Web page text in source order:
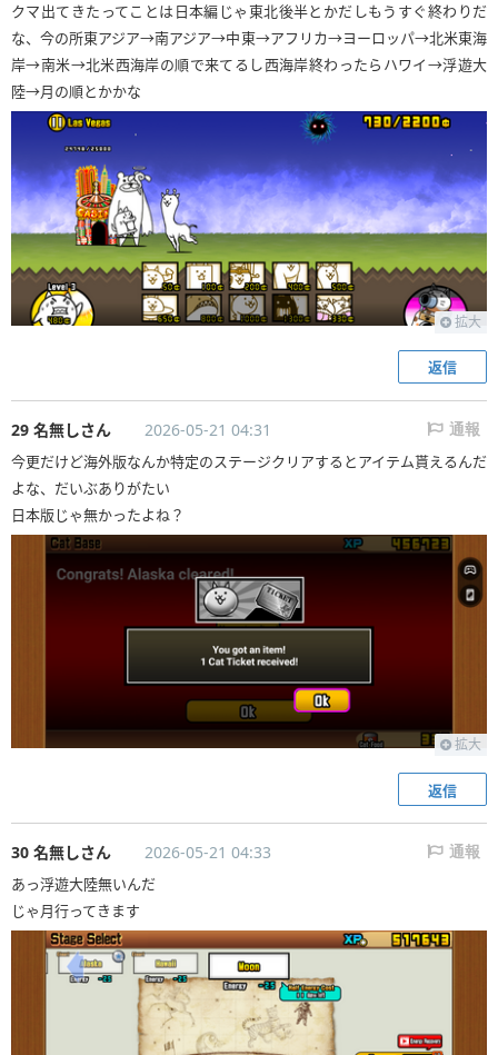
クマ出てきたってことは日本編じゃ東北後半とかだしもうすぐ終わりだ
な、今の所東アジア→南アジア→中東→アフリカ→ヨーロッパ→北米東海
岸→南米→北米西海岸の順で来てるし西海岸終わったらハワイ→浮遊大
陸→月の順とかかな
拡大
返信
29 名無しさん 2026-05-21 04:31 通報
今更だけど海外版なんか特定のステージクリアするとアイテム貰えるんだ
よな、だいぶありがたい
日本版じゃ無かったよね？
拡大
返信
30 名無しさん 2026-05-21 04:33 通報
あっ浮遊大陸無いんだ
じゃ月行ってきます